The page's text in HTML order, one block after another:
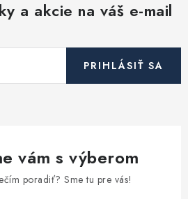
a akcie na váš e-mail
PRIHLÁSIŤ SA
vám s výberom
poradiť? Sme tu pre vás!